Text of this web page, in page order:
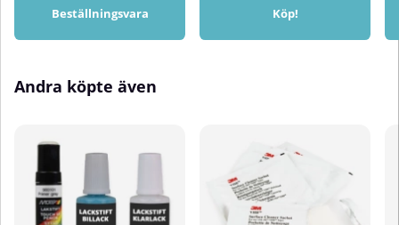
Beställningsvara Köp!
Andra köpte även